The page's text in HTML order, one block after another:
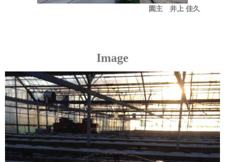
園主 井上 佳久
Image